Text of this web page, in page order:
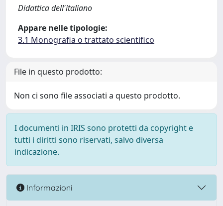
Didattica dell'italiano
Appare nelle tipologie:
3.1 Monografia o trattato scientifico
File in questo prodotto:
Non ci sono file associati a questo prodotto.
I documenti in IRIS sono protetti da copyright e
tutti i diritti sono riservati, salvo diversa
indicazione.
Informazioni